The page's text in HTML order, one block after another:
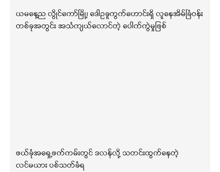
ယမနေ့ည လွိုင်ကော်မြို့၊ ဒေါဥခူကွက်ဟောင်းရှိ လူနေအိမ်ခြံဝန်း
တစ်ခုအတွင်း အသံကျယ်လောင်တဲ့ ပေါက်ကွဲမှုဖြစ်
ဖယ်ခုံအရှေ့ဖက်ကမ်းတွင် ဒလန်လို့ သတင်းထွက်နေတဲ့
လင်မယား ပစ်သတ်ခံရ